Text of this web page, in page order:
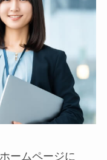
ームページに